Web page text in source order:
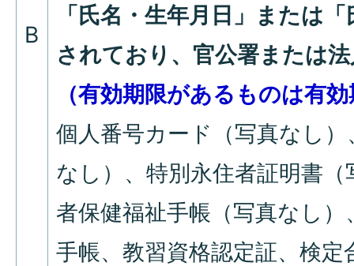
B
「氏名・生年月日」または
されており、官公署または
（有効期限があるものは有
個人番号カード（写真なし
なし）、特別永住者証明書
者保健福祉手帳（写真なし
手帳、教習資格認定証、検定